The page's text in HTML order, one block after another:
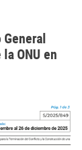
ONU en